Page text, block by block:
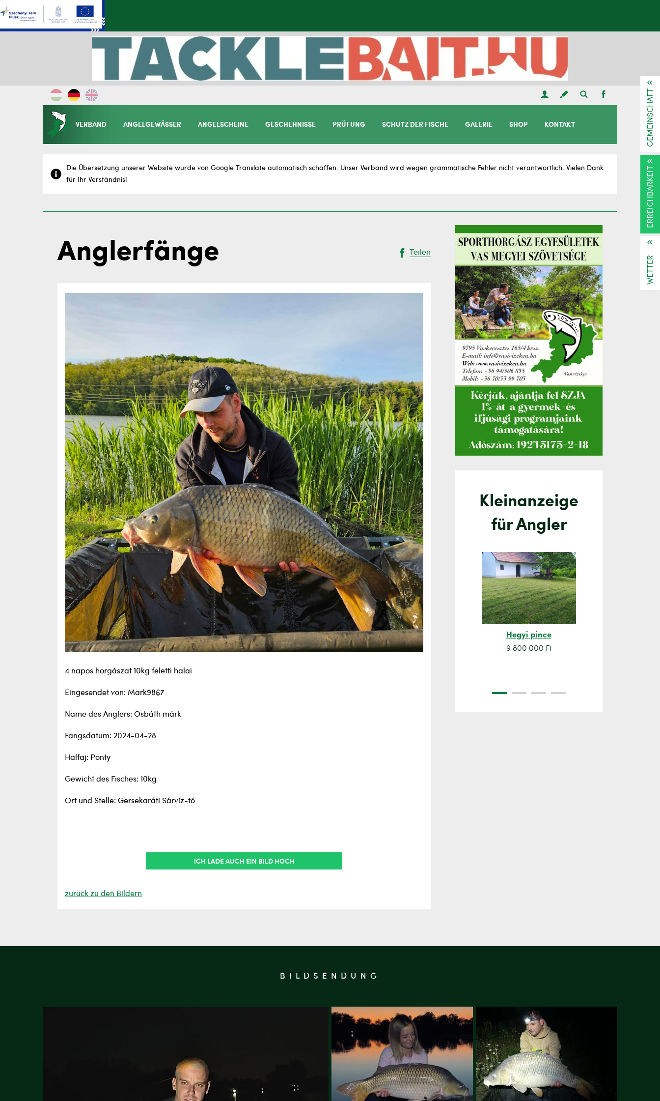
VERBAND ANGELGEWÄSSER ANGELSCHEINE GESCHEHNISSE PRÜFUNG SCHUTZ DER FISCHE GALERIE SHOP KONTAKT
Die Übersetzung unserer Website wurde von Google Translate automatisch schaffen. Unser Verband wird wegen grammatische Fehler nicht verantwortlich. Vielen Dank
für Ihr Verständnis!
Anglerfänge Teilen
4 napos horgászat 10kg feletti halai
Eingesendet von: Mark9867
Name des Anglers: Osbáth márk
Fangsdatum: 2024-04-28
Halfaj: Ponty
Gewicht des Fisches: 10kg
Ort und Stelle: Gersekaráti Sárvíz-tó
ICH LADE AUCH EIN BILD HOCH
zurück zu den Bildern
Kleinanzeige
für Angler
Hegyi pince
9 800 000 Ft
BILDSENDUNG
GEMEINSCHAFT
ERREICHBARKEIT
WETTER